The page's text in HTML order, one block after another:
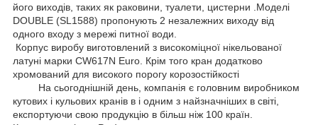
його виходів, таких як раковини, туалети, цистерни .Моделі
DOUBLE (SL1588) пропонують 2 незалежних виходу від
одного входу з мережі питної води.
Корпус виробу виготовлений з високоміцної нікельованої
латуні марки CW617N Euro. Крім того кран додатково
хромований для високого порогу корозостійкості
На сьогоднішній день, компанія є головним виробником
кутових і кульових кранів в і одним з найзначніших в світі,
експортуючи свою продукцію в більш ніж 100 країн.